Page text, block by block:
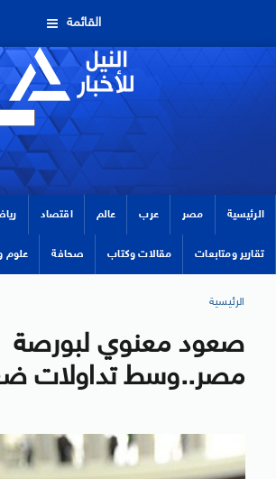
القائمة
الرئيسية مصر عرب عالم اقتصاد
تقارير ومتابعات مقالات وكتاب صحافة علوم
الرئيسية
صعود معنوي لبورصة
مصر..وسط تداولات